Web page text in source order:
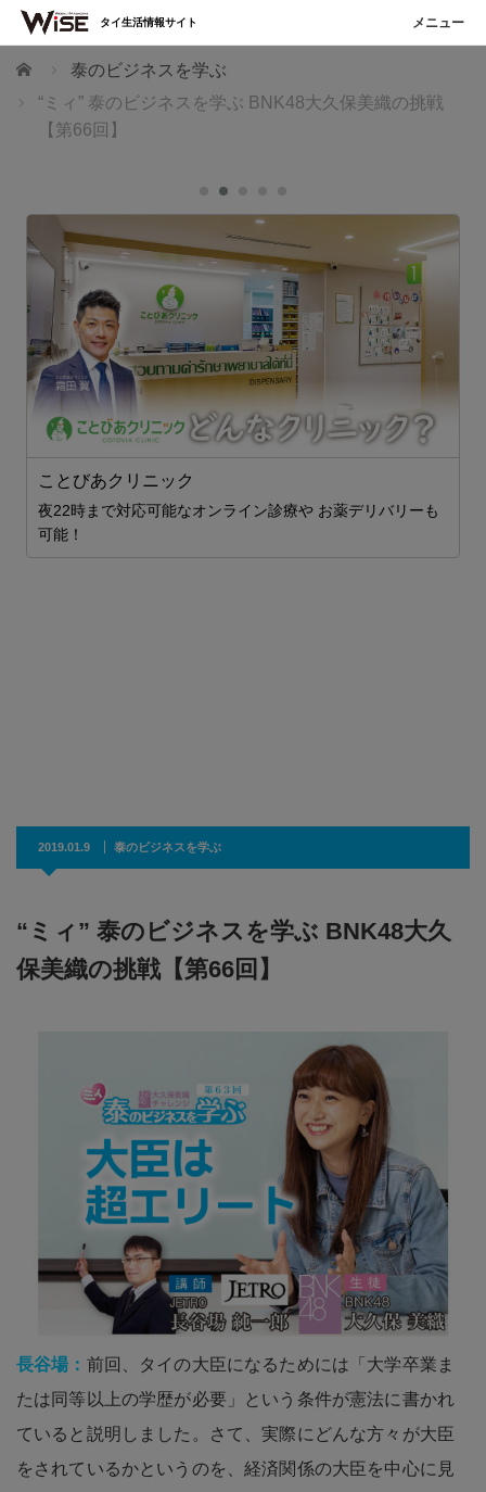
ホーム
泰のビジネスを学ぶ
“ミィ” 泰のビジネスを学ぶ BNK48大久保美織の挑戦
【第66回】
ことびあクリニック
夜22時まで対応可能なオンライン診療や お薬デリバリーも
可能！
2019.01.9 泰のビジネスを学ぶ
“ミィ” 泰のビジネスを学ぶ BNK48大久
保美織の挑戦【第66回】
長谷場： 前回、タイの大臣になるためには「大学卒業ま
たは同等以上の学歴が必要」という条件が憲法に書かれ
ていると説明しました。さて、実際にどんな方々が大臣
をされているかというのを、経済関係の大臣を中心に見
タイ生活情報サイト